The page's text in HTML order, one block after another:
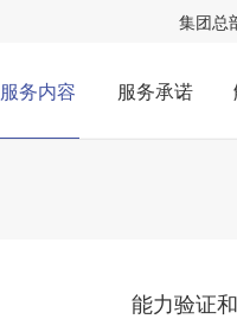
集团总
服务内容 服务承诺
能力验证